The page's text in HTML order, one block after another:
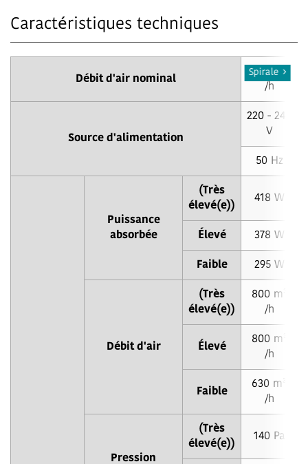
Caractéristiques techniques
Débit d'air nominal
800 m³
/h
Source d'alimentation
220 - 240
V
50 Hz
Puissance
absorbée
(Très
élevé(e))
418 W
Élevé 378 W
Faible 295 W
Débit d'air
(Très
élevé(e))
800 m³
/h
Élevé
800 m³
/h
Faible
630 m³
/h
Pression
(Très
élevé(e))
140 Pa
Spirale